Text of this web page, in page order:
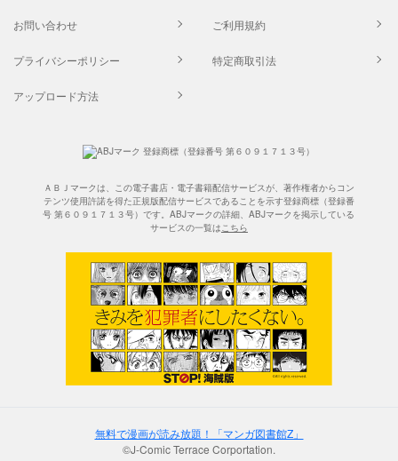
お問い合わせ ご利用規約
プライバシーポリシー 特定商取引法
アップロード方法
ＡＢＪマークは、この電子書店・電子書籍配信サービスが、著作権者からコン
テンツ使用許諾を得た正規版配信サービスであることを示す登録商標（登録番
号 第６０９１７１３号）です。ABJマークの詳細、ABJマークを掲示している
サービスの一覧はこちら
無料で漫画が読み放題！「マンガ図書館Z」
©J-Comic Terrace Corportation.